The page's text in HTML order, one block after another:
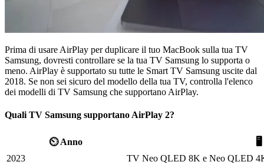
Prima di usare AirPlay per duplicare il tuo MacBook sulla tua TV
Samsung, dovresti controllare se la tua TV Samsung lo supporta o
meno. AirPlay è supportato su tutte le Smart TV Samsung uscite dal
2018. Se non sei sicuro del modello della tua TV, controlla l'elenco
dei modelli di TV Samsung che supportano AirPlay.
Quali TV Samsung supportano AirPlay 2?
⏲️ Anno
🖥️
2023
TV Neo QLED 8K e Neo QLED